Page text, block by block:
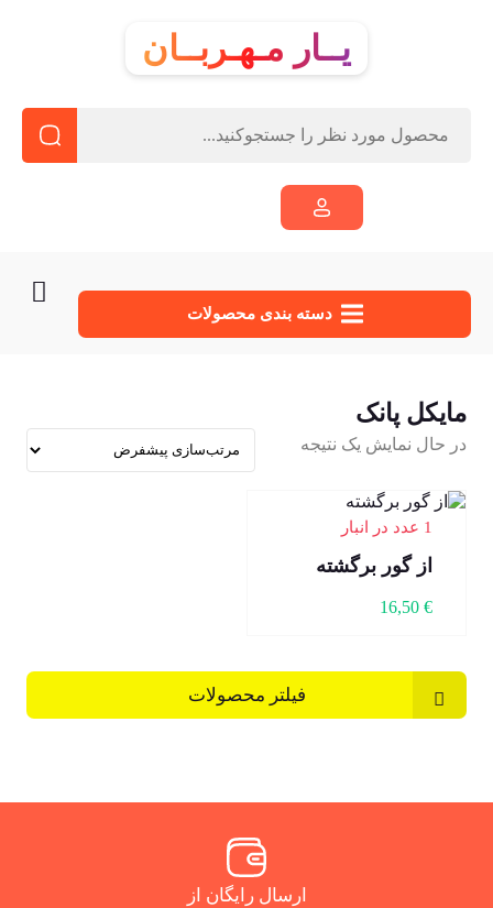
یــار مـهـربــان
دسته‌ بندی محصولات
مایکل پانک
در حال نمایش یک نتیجه
1 عدد در انبار
از گور برگشته
16,50 €
فیلتر محصولات
ارسال رایگان از